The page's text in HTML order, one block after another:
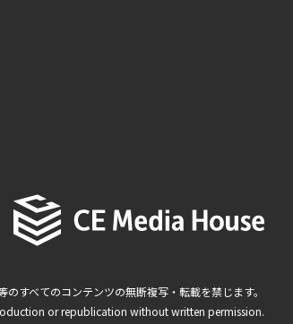
すべてのコンテンツの無断複写・転載を禁じます。
or republication without written permission.